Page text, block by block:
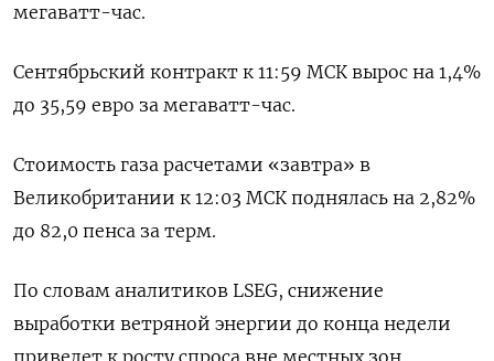
мегаватт-час.
Сентябрьский контракт к 11:59 МСК вырос на 1,4%
до 35,59 евро за мегаватт-час.
Стоимость газа расчетами «завтра» в
Великобритании к 12:03 МСК поднялась на 2,82%
до 82,0 пенса за терм.
По словам аналитиков LSEG, снижение
выработки ветряной энергии до конца недели